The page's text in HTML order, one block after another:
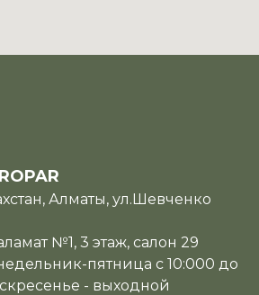
Алматы, ул.Шевченко
№1, 3 этаж, салон 29
пятница с 10:000 до
- выходной